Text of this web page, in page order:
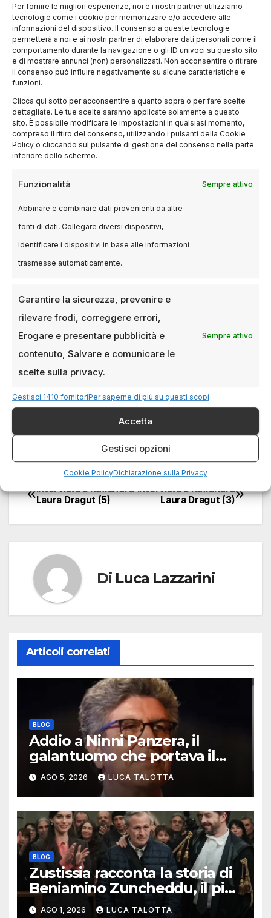
Per fornire le migliori esperienze, noi e i nostri partner utilizziamo
tecnologie come i cookie per memorizzare e/o accedere alle
informazioni del dispositivo. Il consenso a queste tecnologie
permetterà a noi e ai nostri partner di elaborare dati personali come il
comportamento durante la navigazione o gli ID univoci su questo sito
e di mostrare annunci (non) personalizzati. Non acconsentire o ritirare
il consenso può influire negativamente su alcune caratteristiche e
funzioni.
Clicca qui sotto per acconsentire a quanto sopra o per fare scelte
dettagliate. Le tue scelte saranno applicate solamente a questo
sito. È possibile modificare le impostazioni in qualsiasi momento,
compreso il ritiro del consenso, utilizzando i pulsanti della Cookie
Policy o cliccando sul pulsante di gestione del consenso nella parte
inferiore dello schermo.
Funzionalità Sempre attivo
Abbinare e combinare dati provenienti da altre
fonti di dati, Collegare diversi dispositivi,
Identificare i dispositivi in base alle informazioni
trasmesse automaticamente.
Garantire la sicurezza, prevenire e
rilevare frodi, correggere errori,
Erogare e presentare pubblicità e
contenuto, Salvare e comunicare le
scelte sulla privacy.
Sempre attivo
Gestisci 1410 fornitoriPer saperne di più su questi scopi
Accetta
Gestisci opzioni
Cookie PolicyDichiarazione sulla Privacy
domanda che io mi pongo in generale
sull’arte, perché mi occupo tantissimo di
poesia, scrivo critica poetica, scrivo poesia
e in un’intervista che dovrò fare chiederò a
un poeta questa cosa sulla poesia. A te
R. L. D. Sicuramente tutto quello che sta
accadendo, anche a livello proprio di eventi, a
livello di politica, a livello economico, lo sai
molto bene anche tu, per i giovani è
generazione, una delle prime generazioni, che
vivono in un’incertezza totale a livello di
futuro. Noi non lo vediamo, non lo
percepiamo il futuro. E questa cosa, secondo
Quindi l’attualità, quello che accade anche a
livello politico, economico, sociale, ha un
impatto grandissimo in quello che poi viene
raccontato, tanto che spesso e volentieri
anche noi riversiamo nostri traumi. Quindi,
assolutamente: l’arte viene influenzata da
quello che accade a livello di attualità.
Navigazione
articoli
Intervista a Ruxandra
Laura Dragut (3)
Intervista a Ruxandra
Laura Dragut (5)
Di Luca Lazzarini
Articoli correlati
BLOG
Addio a Ninni Panzera, il
galantuomo che portava il
cinema dove non c’era
AGO 5, 2026 LUCA TALOTTA
BLOG
Zustissia racconta la storia di
Beniamino Zuncheddu, il più
lungo errore giudiziario della
AGO 1, 2026 LUCA TALOTTA